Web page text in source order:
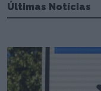
Últimas Notícias